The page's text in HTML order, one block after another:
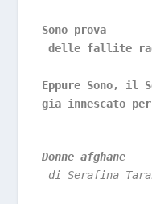
Sono prova
delle fallite
Eppure Sono, il
gia innescato
Donne afghane
di Serafina